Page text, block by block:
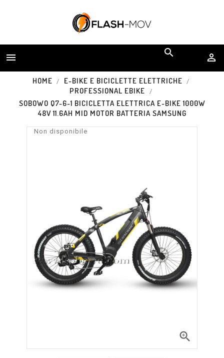
 
HOME
E-BIKE E BICICLETTE ELETTRICHE
PROFESSIONAL EBIKE
SOBOWO Q7-6-1 BICICLETTA ELETTRICA E-BIKE 1000W
48V 11.6AH MID MOTOR BATTERIA SAMSUNG
Non disponibile
